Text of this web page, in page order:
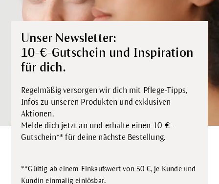
Unser Newsletter:
10-€-Gutschein und Inspiration
für dich.
Regelmäßig versorgen wir dich mit Pflege-Tipps,
Infos zu unseren Produkten und exklusiven
Aktionen.
Melde dich jetzt an und erhalte einen 10-€-
Gutschein** für deine nächste Bestellung.
**Gültig ab einem Einkaufswert von 50 €, je Kunde und
Kundin einmalig einlösbar.